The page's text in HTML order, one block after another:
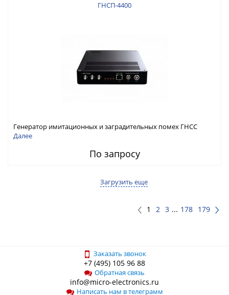
ГНСП-4400
Генератор имитационных и заградительных помех ГНСС
RFТех ГНСП-4400
Далее
По запросу
Загрузить еще
1 2 3 ... 178 179
Заказать звонок
+7 (495) 105 96 88
Обратная связь
info@micro-electronics.ru
Написать нам в телеграмм